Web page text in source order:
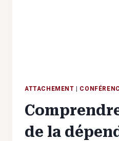
ATTACHEMENT |
de la